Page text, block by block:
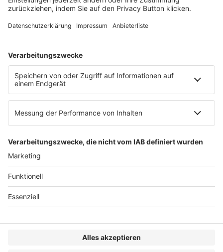
E-Mail:info@ruw.de
Web:https://www.ruw.de
AGB
Datenschutzerklärung
Genderhinweis
Cookie-Einstellungen